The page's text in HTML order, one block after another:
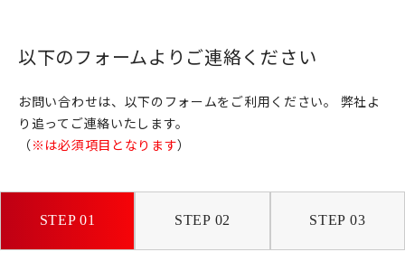
以下のフォームよりご連絡ください
お問い合わせは、以下のフォームをご利用ください。
弊社よ
り追ってご連絡いたします。
（※は必須項目となります）
STEP 01 STEP 02 STEP 03